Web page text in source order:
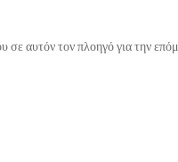
αυτόν τον πλοηγό για την